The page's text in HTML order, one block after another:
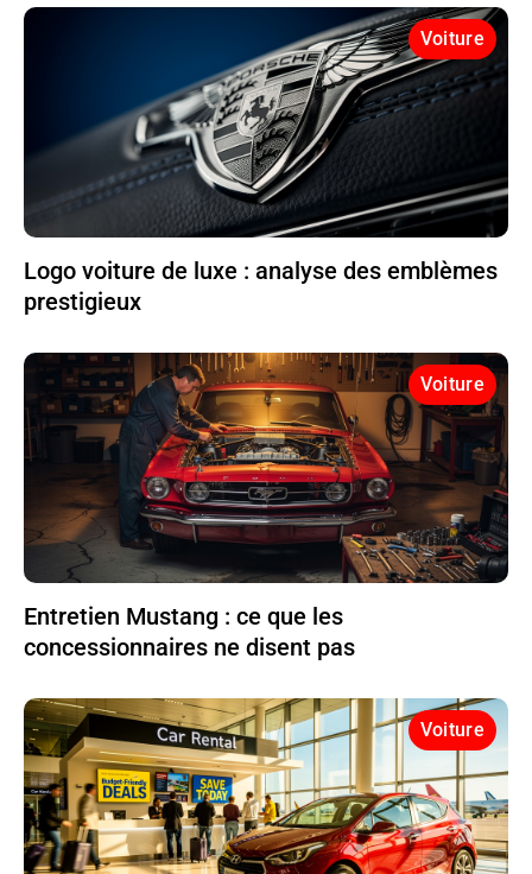
Voiture
Logo voiture de luxe : analyse des emblèmes
prestigieux
Voiture
Entretien Mustang : ce que les
concessionnaires ne disent pas
Voiture